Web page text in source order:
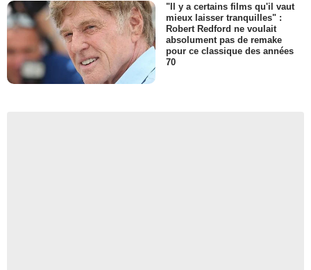
"Il y a certains films qu'il vaut
mieux laisser tranquilles" :
Robert Redford ne voulait
absolument pas de remake
pour ce classique des années
70